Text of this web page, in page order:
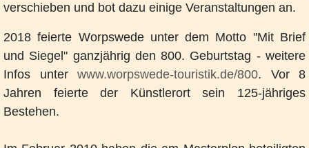
verschieben und bot dazu einige Veranstaltungen an.
2018 feierte Worpswede unter dem Motto "Mit Brief
und Siegel" ganzjährig den 800. Geburtstag - weitere
Infos unter www.worpswede-touristik.de/800. Vor 8
Jahren feierte der Künstlerort sein 125-jähriges
Bestehen.